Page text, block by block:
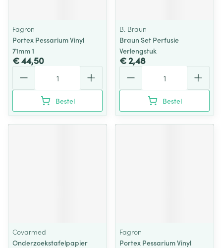
Fagron
Portex Pessarium Vinyl
71mm 1
€ 44,50
Bestel
B. Braun
Braun Set Perfusie
Verlengstuk
€ 2,48
Bestel
Covarmed
Onderzoekstafelpapier
Fagron
Portex Pessarium Vinyl